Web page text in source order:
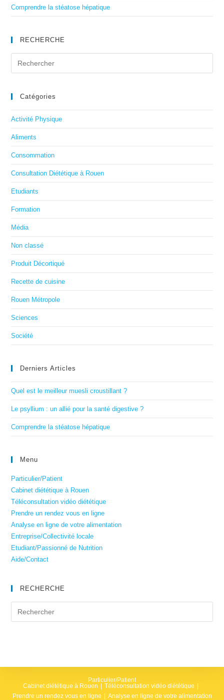
Comprendre la stéatose hépatique
RECHERCHE
Catégories
Activité Physique
Aliments
Consommation
Consultation Diététique à Rouen
Etudiants
Formation
Média
Non classé
Produit Décortiqué
Recette de cuisine
Rouen Métropole
Sciences
Société
Derniers Articles
Quel est le meilleur muesli croustillant ?
Le psyllium : un allié pour la santé digestive ?
Comprendre la stéatose hépatique
Menu
Particulier/Patient
Cabinet diététique à Rouen
Téléconsultation vidéo diététique
Prendre un rendez vous en ligne
Analyse en ligne de votre alimentation
Entreprise/Collectivité locale
Etudiant/Passionné de Nutrition
Aide/Contact
RECHERCHE
Particulier/Patient
Cabinet diététique à Rouen
Téléconsultation vidéo diététique
Prendre un rendez vous en ligne
Analyse en ligne de votre alimentation